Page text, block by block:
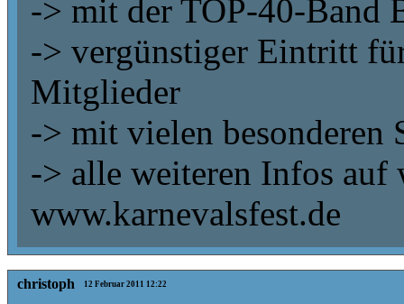
-> mit der TOP-40-Band
-> vergünstiger Eintritt
Mitglieder
-> mit vielen besonderen
-> alle weiteren Infos auf
www.karnevalsfest.de
christoph 12 Februar 2011 12:22